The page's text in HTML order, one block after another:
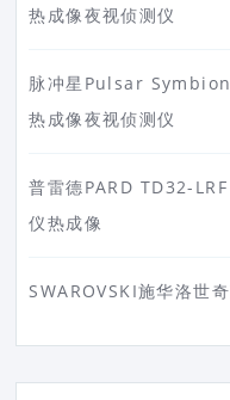
热成像夜视侦测仪
脉冲星Pulsar Symbion
热成像夜视侦测仪
普雷德PARD TD32-
仪热成像
SWAROVSKI施华洛